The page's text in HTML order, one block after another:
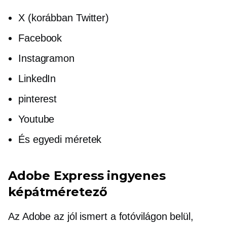
X (korábban Twitter)
Facebook
Instagramon
LinkedIn
pinterest
Youtube
És egyedi méretek
Adobe Express ingyenes
képátméretező
Az Adobe az jól ismerta fotóvilágon belül,